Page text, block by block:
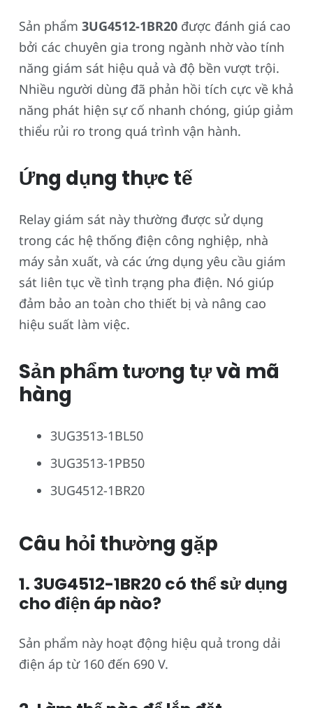
Sản phẩm 3UG4512-1BR20 được đánh giá cao
bởi các chuyên gia trong ngành nhờ vào tính
năng giám sát hiệu quả và độ bền vượt trội.
Nhiều người dùng đã phản hồi tích cực về khả
năng phát hiện sự cố nhanh chóng, giúp giảm
thiểu rủi ro trong quá trình vận hành.
Ứng dụng thực tế
Relay giám sát này thường được sử dụng
trong các hệ thống điện công nghiệp, nhà
máy sản xuất, và các ứng dụng yêu cầu giám
sát liên tục về tình trạng pha điện. Nó giúp
đảm bảo an toàn cho thiết bị và nâng cao
hiệu suất làm việc.
Sản phẩm tương tự và mã
hàng
3UG3513-1BL50
3UG3513-1PB50
3UG4512-1BR20
Câu hỏi thường gặp
1. 3UG4512-1BR20 có thể sử dụng
cho điện áp nào?
Sản phẩm này hoạt động hiệu quả trong dải
điện áp từ 160 đến 690 V.